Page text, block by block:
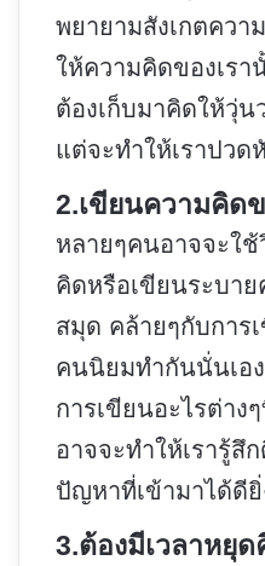
พยายามสังเกตควา
ให้ความคิดของเรา
ต้องเก็บมาคิดให้วุ่น
แต่จะทำให้เราปวด
2.เขียนความคิดข
หลายๆคนอาจจะใ
คิดหรือเขียนระบา
สมุด คล้ายๆกับการ
คนนิยมทำกันนั่นเอ
การเขียนอะไรต่าง
อาจจะทำให้เรารู้สึ
ปัญหาที่เข้ามาได้ดี
3.ต้องมีเวลาหยุด